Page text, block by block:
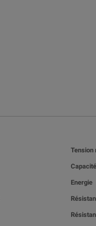
Tension
Energie